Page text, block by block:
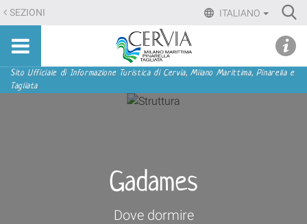
Salta
ai
contenuti.
Salta
alla
ITALIANO
SEZIONI
Sito
turistico
ufficiale
Cervia,
Tagliata
Sezioni
Sito Ufficiale di Informazione Turistica di Cervia, Milano Marittima, Pinarella e
Tagliata
Gadames
Dove dormire
menu